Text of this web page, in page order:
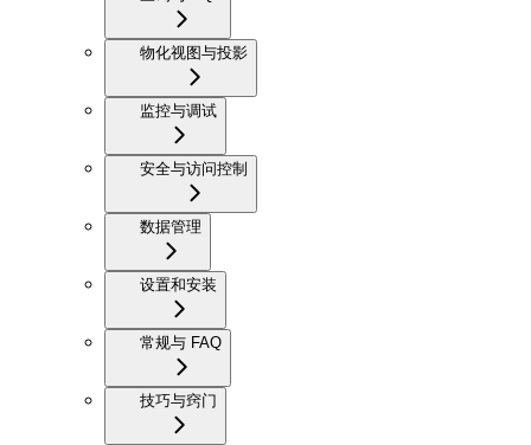
物化视图与投影
监控与调试
安全与访问控制
数据管理
设置和安装
常规与 FAQ
技巧与窍门